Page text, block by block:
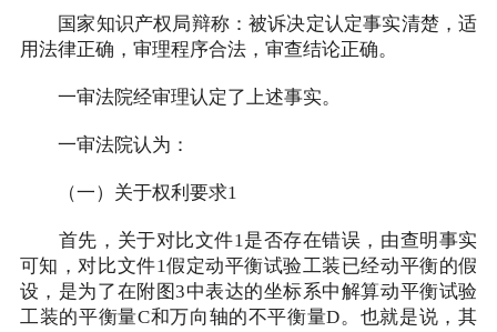
国家知识产权局辩称：被诉决定认定事实清楚，适
用法律正确，审理程序合法，审查结论正确。
一审法院经审理认定了上述事实。
一审法院认为：
（一）关于权利要求1
首先，关于对比文件1是否存在错误，由查明事实
可知，对比文件1假定动平衡试验工装已经动平衡的假
设，是为了在附图3中表达的坐标系中解算动平衡试验
工装的平衡量C和万向轴的不平衡量D。也就是说，其